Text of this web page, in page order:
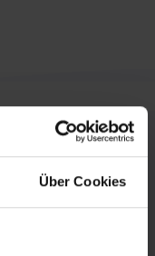
Über Cookies